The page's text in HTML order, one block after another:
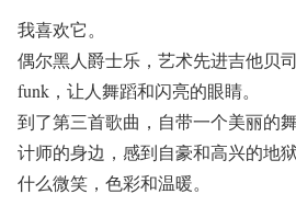
我喜欢它。
偶尔黑人爵士乐，艺术先进吉他贝
funk，让人舞蹈和闪亮的眼睛。
到了第三首歌曲，自带一个美丽的
计师的身边，感到自豪和高兴的地狱
什么微笑，色彩和温暖。